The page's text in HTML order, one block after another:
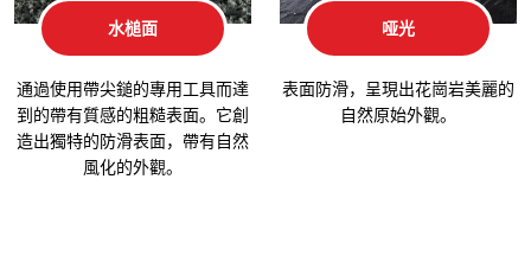
水槌面
通過使用帶尖鎚的專用工具而達
到的帶有質感的粗糙表面。它創
造出獨特的防滑表面，帶有自然
風化的外觀。
哑光
表面防滑，呈現出花崗岩美麗的
自然原始外觀。